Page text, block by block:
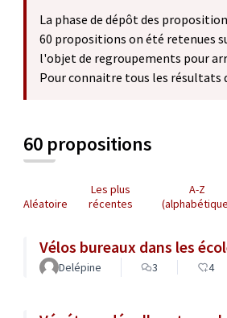
La phase de dépôt des
60 propositions on été retenues
l'objet de regroupements pour
Pour connaitre tous les résultats
60 propositions
Aléatoire
Les plus
récentes
A-Z
Vélos bureaux dans les
Delépine 3 4